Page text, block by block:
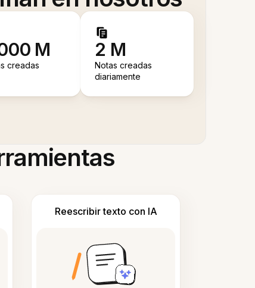
M
creadas
2 M
Notas creadas
diariamente
Reescribir texto con IA